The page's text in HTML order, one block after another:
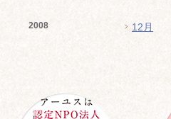
2008 12月